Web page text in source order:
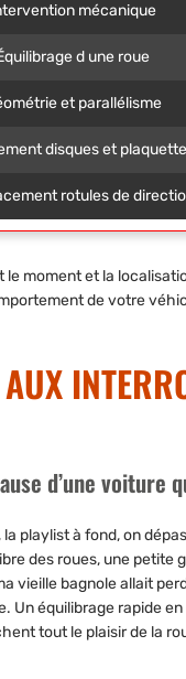
mécanique
d une roue
et parallélisme
disques et
rotules de
moment et la
de votre
d’une voiture
la playlist à fond, on
des roues, une petite
vieille bagnole allait
Un équilibrage rapide
tout le plaisir de la